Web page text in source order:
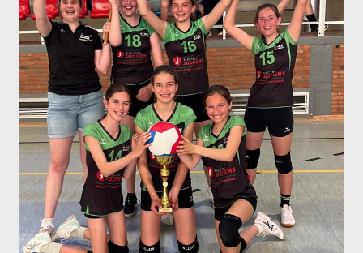
Jongens U17
Meisjes U17-A
Meisjes U17-B
Dames
Dames A
Dames B
Dames C